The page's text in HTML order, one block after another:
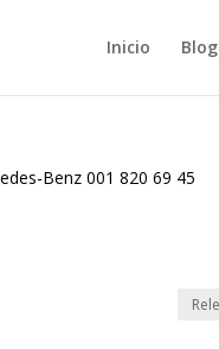
Inicio Blog
Benz 001 820 69 45